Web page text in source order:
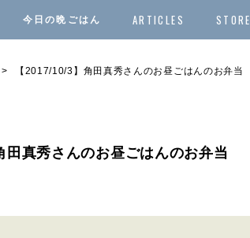
今日の晩ごはん ARTICLES STORE
【2017/10/3】角田真秀さんのお昼ごはんのお弁当
田真秀さんのお昼ごはんのお弁当